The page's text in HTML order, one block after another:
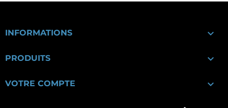
INFORMATIONS 
PRODUITS 
VOTRE COMPTE 